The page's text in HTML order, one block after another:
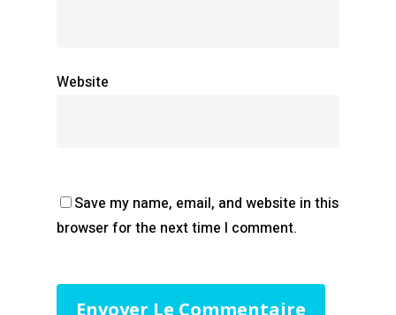
Website
Save my name, email, and website in this
browser for the next time I comment.